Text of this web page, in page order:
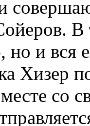
В
и вся
Хизер
со